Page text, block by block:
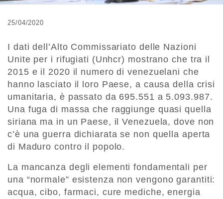
25/04/2020
I dati dell’Alto Commissariato delle Nazioni
Unite per i rifugiati (Unhcr) mostrano che tra il
2015 e il 2020 il numero di venezuelani che
hanno lasciato il loro Paese, a causa della crisi
umanitaria, è passato da 695.551 a 5.093.987.
Una fuga di massa che raggiunge quasi quella
siriana ma in un Paese, il Venezuela, dove non
c’è una guerra dichiarata se non quella aperta
di Maduro contro il popolo.
La mancanza degli elementi fondamentali per
una “normale” esistenza non vengono garantiti:
acqua, cibo, farmaci, cure mediche, energia